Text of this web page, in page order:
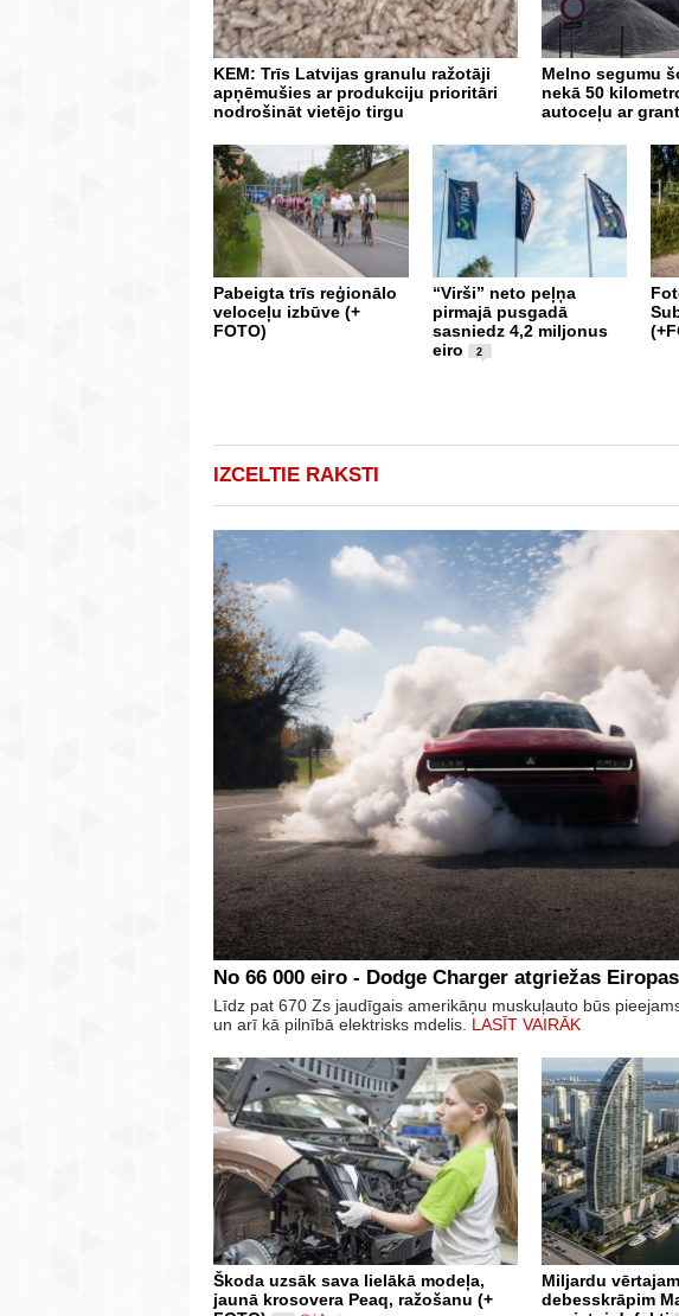
KEM: Trīs Latvijas granulu ražotāji
apņēmušies ar produkciju prioritāri
nodrošināt vietējo tirgu
Melno segumu
nekā 50
autoceļu ar
Pabeigta trīs reģionālo
veloceļu izbūve (+
FOTO)
“Virši” neto peļņa
pirmajā pusgadā
sasniedz 4,2 miljonus
eiro
2
IZCELTIE RAKSTI
No 66 000 eiro - Dodge Charger atgriežas
Līdz pat 670 Zs jaudīgais amerikāņu muskuļauto būs
un arī kā pilnībā elektrisks mdelis. LASĪT VAIRĀK
Škoda uzsāk sava lielākā modeļa,
jaunā krosovera Peaq, ražošanu (+
Miljardu
debesskrāpim